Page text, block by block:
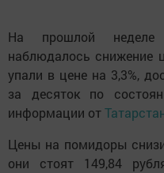
На прошлой неделе
наблюдалось снижение
упали в цене на 3,3%,
за десяток по
информации от
Цены на помидоры
они стоят 149,84